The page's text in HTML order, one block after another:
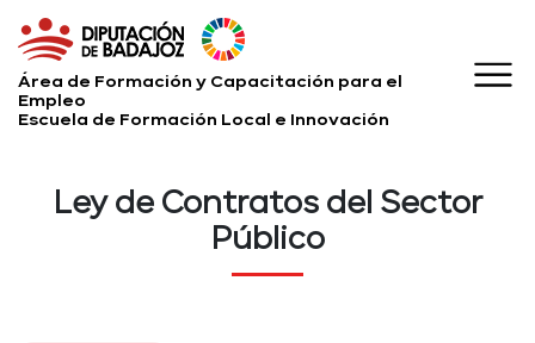
Área de Formación y Capacitación para el
Empleo
Escuela de Formación Local e Innovación
Ley de Contratos del Sector
Público